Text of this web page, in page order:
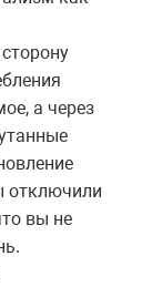
а через
отключили
вы не